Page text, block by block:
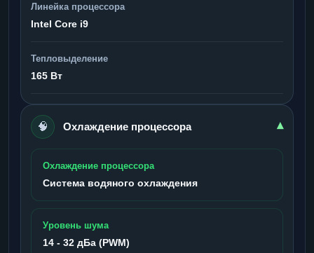
Линейка процессора
Intel Core i9
Тепловыделение
165 Вт
🧠 Охлаждение процессора ▾
Охлаждение процессора
Система водяного охлаждения
Уровень шума
14 - 32 дБа (PWM)